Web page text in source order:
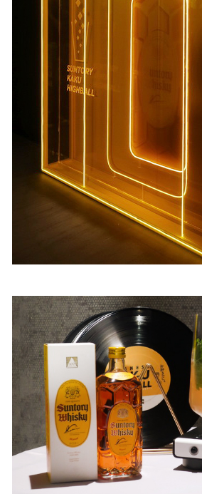
創意出版服務
關於Yilan
個人著作
活動實況記錄
媒體報導一覽
合作與代言